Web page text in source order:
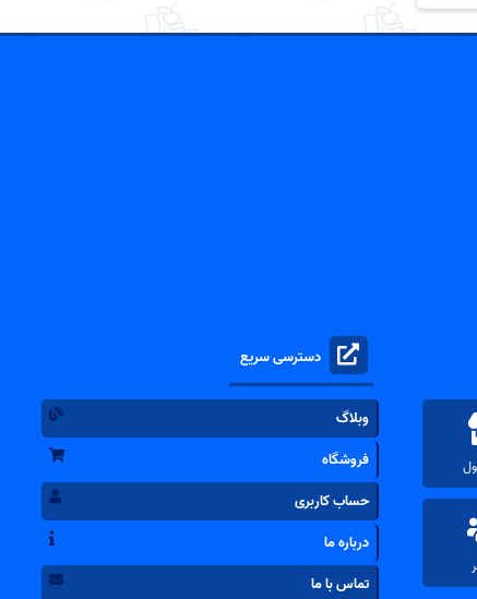
دسترسی سریع
وبلاگ
فروشگاه
حساب کاربری
درباره ما
تماس با ما